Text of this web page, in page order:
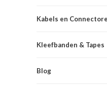
Kabels en
Kleefbanden & Tapes
Blog